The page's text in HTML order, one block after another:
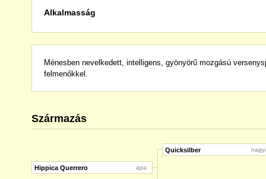
Alkalmasság
Ménesben nevelkedett, intelligens, gyönyörű mozgású
felmenőkkel.
Származás
Hippica Querrero apa
Quicksilber